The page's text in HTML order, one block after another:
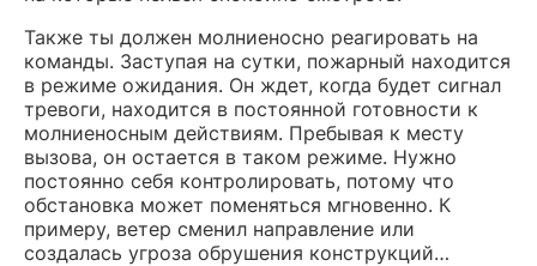
Также ты должен молниеносно реагировать на
команды. Заступая на сутки, пожарный находится
в режиме ожидания. Он ждет, когда будет сигнал
тревоги, находится в постоянной готовности к
молниеносным действиям. Пребывая к месту
вызова, он остается в таком режиме. Нужно
постоянно себя контролировать, потому что
обстановка может поменяться мгновенно. К
примеру, ветер сменил направление или
создалась угроза обрушения конструкций…